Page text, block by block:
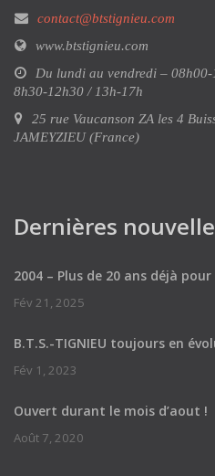
contact@btstignieu.com
www.btstignieu.com
Du lundi au vendredi –
8h30-12h30 / 13h-17h
25 rue Vaucanson ZA les 4
JAMEYZIEU (France)
Dernières
2004 – Plus de 20 ans déjà
Fév 21, 2025
B.T.S.-TIGNIEU toujours en
Fév 1, 2023
Ouvert durant le mois d’aout !
Août 7, 2020